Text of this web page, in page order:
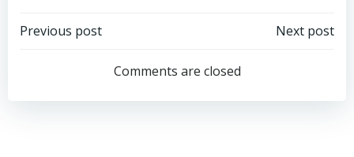
Post
navigation
Previous post
navigation
Next post
Comments are closed